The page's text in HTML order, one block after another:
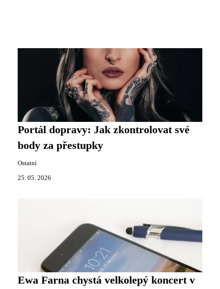
Portál dopravy: Jak zkontrolovat své
body za přestupky
Ostatní
25. 05. 2026
Ewa Farna chystá velkolepý koncert v